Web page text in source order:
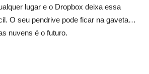
lugar e o Dropbox deixa essa
O seu pendrive pode ficar na gaveta…
nuvens é o futuro.